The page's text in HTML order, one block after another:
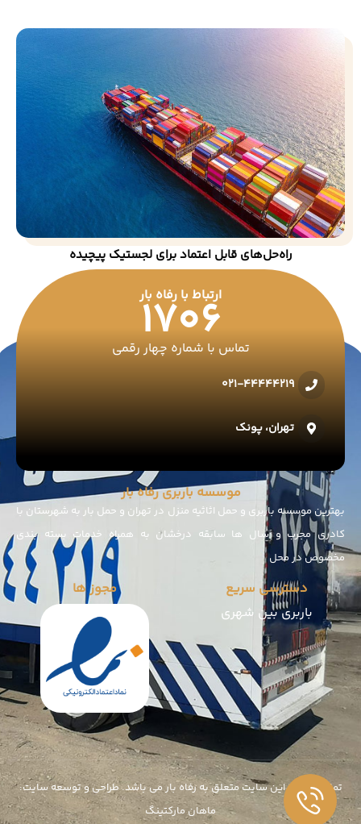
راه‌حل‌های قابل اعتماد برای لجستیک پیچیده
ارتباط با رفاه بار
1706
تماس با شماره چهار رقمی
021-44444219
تهران، پونک
موسسه باربری رفاه بار
بهترین موسسه باربری و حمل اثاثیه منزل در تهران و حمل بار به شهرستان با
کادری مجرب و سال ها سابقه درخشان به همراه خدمات بسته بندی
مخصوص در محل
دسترسی سریع
باربری بین شهری
مجوز ها
تمامی حقوق این سایت متعلق به رفاه بار می باشد. طراحی و توسعه سایت:‌
ماهان مارکتینگ